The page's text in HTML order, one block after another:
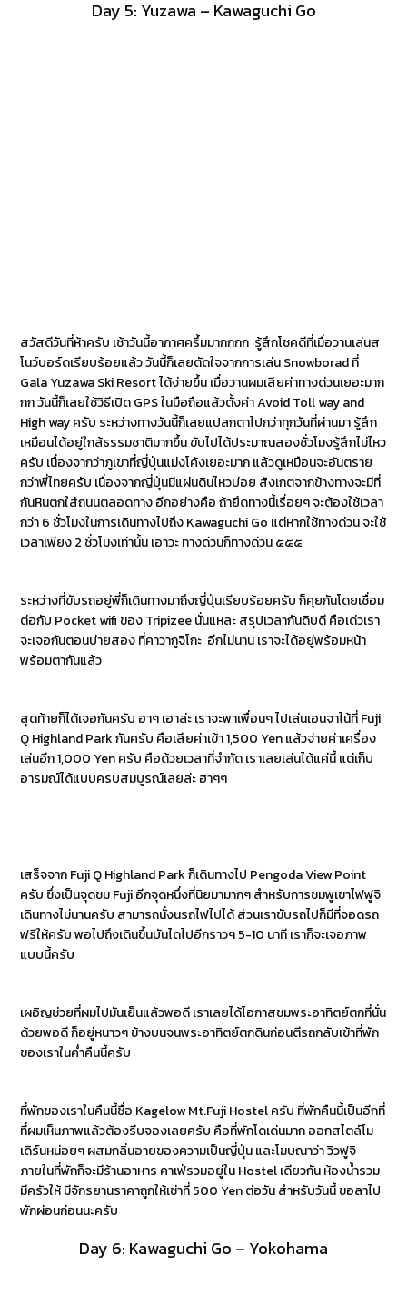
Day 5: Yuzawa – Kawaguchi Go
สวัสดีวันที่ห้าครับ เช้าวันนี้อากาศครึ้มมากกกก รู้สึกโชคดีที่เมื่อวานเล่นส
โนว์บอร์ดเรียบร้อยแล้ว วันนี้ก็เลยตัดใจจากการเล่น Snowborad ที่
Gala Yuzawa Ski Resort ได้ง่ายขึ้น เมื่อวานผมเสียค่าทางด่วนเยอะมาก
กก วันนี้ก็เลยใช้วิธีเปิด GPS ในมือถือแล้วตั้งค่า Avoid Toll way and
High way ครับ ระหว่างทางวันนี้ก็เลยแปลกตาไปกว่าทุกวันที่ผ่านมา รู้สึก
เหมือนได้อยู่ใกล้ธรรมชาติมากขึ้น ขับไปได้ประมาณสองชั่วโมงรู้สึกไม่ไหว
ครับ เนื่องจากว่าภูเขาที่ญี่ปุ่นแม่งโค้งเยอะมาก แล้วดูเหมือนจะอันตราย
กว่าพี่ไทยครับ เนื่องจากญี่ปุ่นมีแผ่นดินไหวบ่อย สังเกตจากข้างทางจะมีที่
กันหินตกใส่ถนนตลอดทาง อีกอย่างคือ ถ้ายึดทางนี้เรื่อยๆ จะต้องใช้เวลา
กว่า 6 ชั่วโมงในการเดินทางไปถึง Kawaguchi Go แต่หากใช้ทางด่วน จะใช้
เวลาเพียง 2 ชั่วโมงเท่านั้น เอาวะ ทางด่วนก็ทางด่วน ๕๕๕
ระหว่างที่ขับรถอยู่พี่ก็เดินทางมาถึงญี่ปุ่นเรียบร้อยครับ ก็คุยกันโดยเชื่อม
ต่อกับ Pocket wifi ของ Tripizee นั่นแหละ สรุปเวลากันดิบดี คือเด่วเรา
จะเจอกันตอนบ่ายสอง ที่คาวากูจิโกะ อีกไม่นาน เราจะได้อยู่พร้อมหน้า
พร้อมตากันแล้ว
สุดท้ายก็ได้เจอกันครับ ฮาๆ เอาล่ะ เราจะพาเพื่อนๆ ไปเล่นเอนจาไน้ที่ Fuji
Q Highland Park กันครับ คือเสียค่าเข้า 1,500 Yen แล้วจ่ายค่าเครื่อง
เล่นอีก 1,000 Yen ครับ คือด้วยเวลาที่จำกัด เราเลยเล่นได้แค่นี้ แต่เก็บ
อารมณ์ได้แบบครบสมบูรณ์เลยล่ะ ฮาๆๆ
เสร็จจาก Fuji Q Highland Park ก็เดินทางไป Pengoda View Point
ครับ ซึ่งเป็นจุดชม Fuji อีกจุดหนึ่งที่นิยมามากๆ สำหรับการชมพูเขาไฟฟูจิ
เดินทางไม่นานครับ สามารถนั่งนรถไฟไปได้ ส่วนเราขับรถไปก็มีที่จอดรถ
ฟรีให้ครับ พอไปถึงเดินขึ้นบันไดไปอีกราวๆ 5-10 นาที เราก็จะเจอภาพ
แบบนี้ครับ
เผอิญช่วยที่ผมไปมันเย็นแล้วพอดี เราเลยได้โอกาสชมพระอาทิตย์ตกที่นั่น
ด้วยพอดี ก็อยู่หนาวๆ ข้างบนจนพระอาทิตย์ตกดินก่อนตีรถกลับเข้าที่พัก
ของเราในค่ำคืนนี้ครับ
ที่พักของเราในคืนนี้ชื่อ Kagelow Mt.Fuji Hostel ครับ ที่พักคืนนี้เป็นอีกที่
ที่ผมเห็นภาพแล้วต้องรีบจองเลยครับ คือที่พักโดเด่นมาก ออกสไตล์โม
เดิร์นหน่อยๆ ผสมกลิ่นอายของความเป็นญี่ปุ่น และโฆษณาว่า วิวฟูจิ
ภายในที่พักก็จะมีร้านอาหาร คาเฟ่รวมอยู่ใน Hostel เดียวกัน ห้องน้ำรวม
มีครัวให้ มีจักรยานราคาถูกให้เช่าที่ 500 Yen ต่อวัน สำหรับวันนี้ ขอลาไป
พักผ่อนก่อนนะครับ
Day 6: Kawaguchi Go – Yokohama